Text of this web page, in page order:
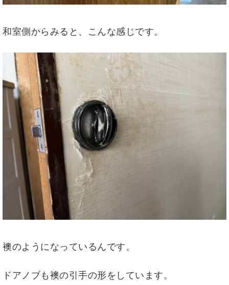
和室側からみると、こんな感じです。
襖のようになっているんです。
ドアノブも襖の引手の形をしています。